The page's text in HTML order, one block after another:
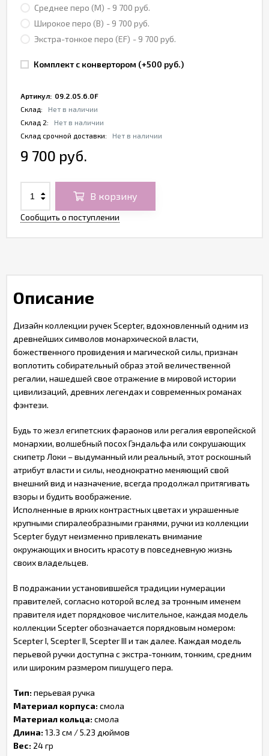
Среднее перо (M) - 9 700 руб.
Широкое перо (B) - 9 700 руб.
Экстра-тонкое перо (EF) - 9 700 руб.
Комплект с конвертором (+500 руб.)
Артикул: 09.2.05.6.0F
Склад:
Нет в наличии
Склад 2:
Нет в наличии
Склад срочной доставки:
Нет в наличии
9 700 руб.
В корзину
Сообщить о поступлении
Описание
Дизайн коллекции ручек Scepter, вдохновленный одним из
древнейших символов монархической власти,
божественного провидения и магической силы, признан
воплотить собирательный образ этой величественной
регалии, нашедшей свое отражение в мировой истории
цивилизаций, древних легендах и современных романах
фэнтези.
Будь то жезл египетских фараонов или регалия европейской
монархии, волшебный посох Гэндальфа или сокрушающих
скипетр Локи – выдуманный или реальный, этот роскошный
атрибут власти и силы, неоднократно меняющий свой
внешний вид и назначение, всегда продолжал притягивать
взоры и будить воображение.
Исполненные в ярких контрастных цветах и украшенные
крупными спиралеобразными гранями, ручки из коллекции
Scepter будут неизменно привлекать внимание
окружающих и вносить красоту в повседневную жизнь
своих владельцев.
В подражании установившейся традиции нумерации
правителей, согласно которой вслед за тронным именем
правителя идет порядковое числительное, каждая модель
коллекции Scepter обозначается порядковым номером:
Scepter I, Scepter II, Scepter III и так далее. Каждая модель
перьевой ручки доступна с экстра-тонким, тонким, средним
или широким размером пишущего пера.
Тип:перьевая ручка
Материал корпуса:смола
Материал кольца:смола
Длина:13.3 см / 5.23 дюймов
Вес: 24 гр